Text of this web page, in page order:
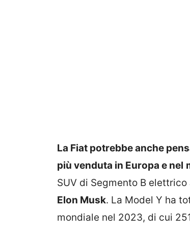
La Fiat potrebbe anche
più venduta in Europa e nel
SUV di Segmento B
Elon Musk. La Model Y ha
mondiale nel 2023, di cui